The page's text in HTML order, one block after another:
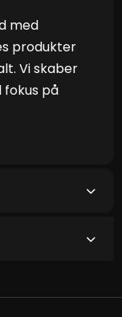
med
produkter
Vi skaber
fokus på